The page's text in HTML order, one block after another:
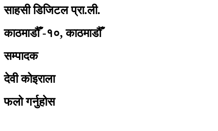
साहसी डिजिटल प्रा.ली.
काठमाडौँ -१०, काठमाडौँ
सम्पादक
देवी कोइराला
फलो गर्नुहोस